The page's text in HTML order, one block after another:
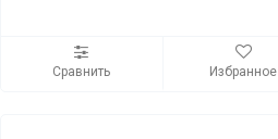
Сравнить Избранное